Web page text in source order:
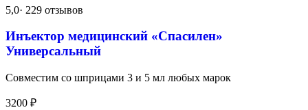
5,0· 229 отзывов
Инъектор медицинский «Спасилен»
Универсальный
Совместим со шприцами 3 и 5 мл любых марок
3200 ₽